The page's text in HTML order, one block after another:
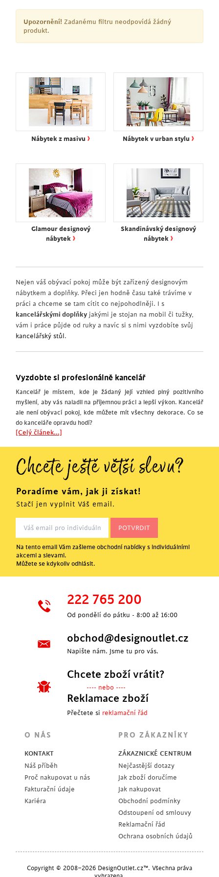
Upozornění! Zadanému filtru neodpovídá žádný
produkt.
Nábytek z masivu › Nábytek v urban stylu ›
Glamour designový
nábytek ›
Skandinávský designový
nábytek ›
Nejen váš obývací pokoj může být zařízený designovým
nábytkem a doplňky. Přeci jen hodně času také trávíme v
práci a chceme se tam cítit co nejpohodlněji. I s
kancelářskými doplňky jakými je stojan na mobil či tužky,
vám i práce půjde od ruky a navíc si s nimi vyzdobíte svůj
kancelářský stůl .
Vyzdobte si profesionálně kancelář
Kancelář je místem, kde je žádaný její vzhled plný pozitivního
myšlení, aby vás naladil na příjemnou práci a lepší výkon. Kancelář
ale není obývací pokoj, kde můžete mít všechny dekorace. Co se
do kanceláře opravdu hodí?
[Celý článek...]
Chcete ještě větší slevu?
Poradíme vám, jak ji získat!
Stačí jen vyplnit Váš email.
Na tento email Vám zašleme obchodní nabídky s individuálními
akcemi a slevami.
Můžete se kdykoliv odhlásit.
222 765 200
Od pondělí do pátku - 8:00 až 16:00
obchod@designoutlet.cz
Napište nám. Jsme tu pro vás.
Chcete zboží vrátit?
---- nebo ----
Reklamace zboží
Přečtete si reklamační řád
O NÁS
KONTAKT
Náš příběh
Proč nakupovat u nás
Fakturační údaje
Kariéra
PRO ZÁKAZNÍKY
ZÁKAZNICKÉ CENTRUM
Nejčastější dotazy
Jak zboží doručíme
Jak nakupovat
Obchodní podmínky
Odstoupení od smlouvy
Reklamační řád
Ochrana osobních údajů
Copyright © 2008–2026 DesignOutlet.cz™. Všechna práva